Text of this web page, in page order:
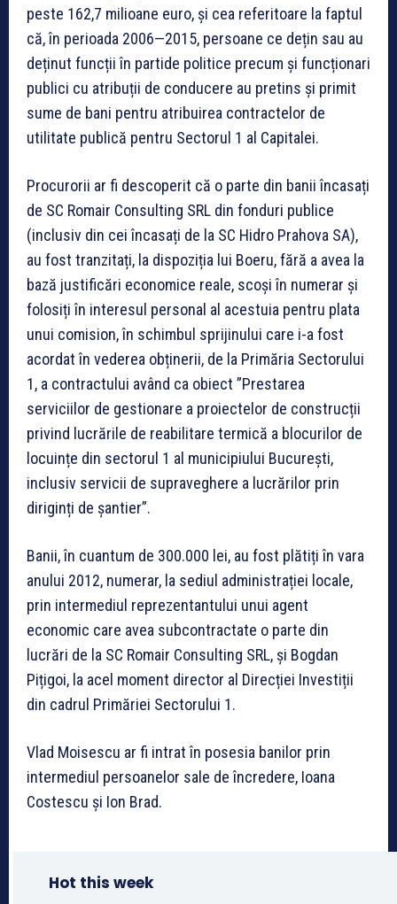
peste 162,7 milioane euro, și cea referitoare la faptul
că, în perioada 2006—2015, persoane ce dețin sau au
deținut funcții în partide politice precum și funcționari
publici cu atribuții de conducere au pretins și primit
sume de bani pentru atribuirea contractelor de
utilitate publică pentru Sectorul 1 al Capitalei.
Procurorii ar fi descoperit că o parte din banii încasați
de SC Romair Consulting SRL din fonduri publice
(inclusiv din cei încasați de la SC Hidro Prahova SA),
au fost tranzitați, la dispoziția lui Boeru, fără a avea la
bază justificări economice reale, scoși în numerar și
folosiți în interesul personal al acestuia pentru plata
unui comision, în schimbul sprijinului care i-a fost
acordat în vederea obținerii, de la Primăria Sectorului
1, a contractului având ca obiect ”Prestarea
serviciilor de gestionare a proiectelor de construcții
privind lucrările de reabilitare termică a blocurilor de
locuințe din sectorul 1 al municipiului București,
inclusiv servicii de supraveghere a lucrărilor prin
diriginți de șantier”.
Banii, în cuantum de 300.000 lei, au fost plătiți în vara
anului 2012, numerar, la sediul administrației locale,
prin intermediul reprezentantului unui agent
economic care avea subcontractate o parte din
lucrări de la SC Romair Consulting SRL, și Bogdan
Pițigoi, la acel moment director al Direcției Investiții
din cadrul Primăriei Sectorului 1.
Vlad Moisescu ar fi intrat în posesia banilor prin
intermediul persoanelor sale de încredere, Ioana
Costescu și Ion Brad.
Hot this week